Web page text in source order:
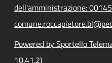
dell'amministrazione:
Powered by Sportello
10.41.2)